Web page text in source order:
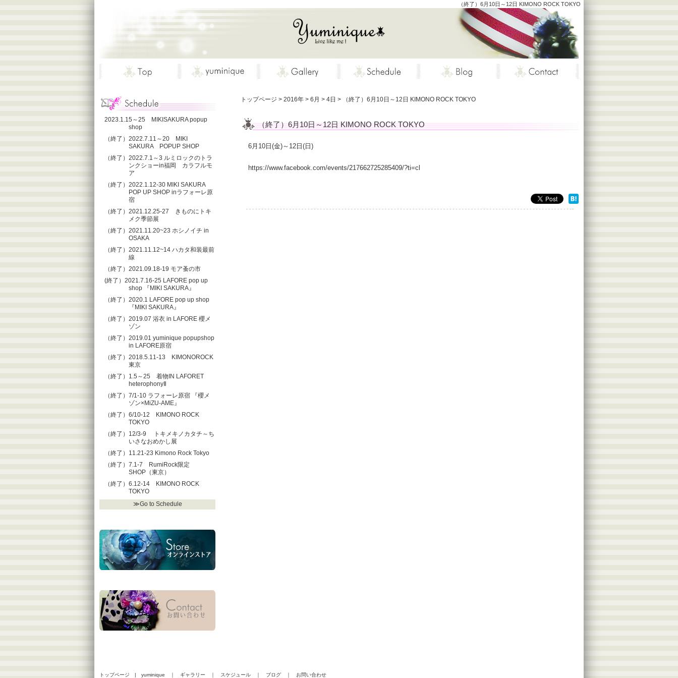
（終了）6月10日～12日 KIMONO ROCK TOKYO
トップページ > 2016年 > 6月 > 4日 > （終了）6月10日～12日 KIMONO ROCK TOKYO
（終了）6月10日～12日 KIMONO ROCK TOKYO
6月10日(金)～12日(日)
https://www.facebook.com/events/217662725285409/?ti=cl
2023.1.15～25 MIKISAKURA popup
shop
（終了）2022.7.11～20 MIKI
SAKURA POPUP SHOP
（終了）2022.7.1～3 ルミロックのトラ
ンクショーin福岡 カラフルモ
ア
（終了）2022.1.12-30 MIKI SAKURA
POP UP SHOP inラフォーレ原
宿
（終了）2021.12.25-27 きものにトキ
メク季節展
（終了）2021.11.20~23 ホシノイチ in
OSAKA
（終了）2021.11.12~14 ハカタ和装最前
線
（終了）2021.09.18-19 モア蚤の市
(終了）2021.7.16-25 LAFORE pop up
shop 『MIKI SAKURA』
（終了）2020.1 LAFORE pop up shop
『MIKI SAKURA』
（終了）2019.07 浴衣 in LAFORE 櫻メ
ゾン
（終了）2019.01 yuminique popupshop
in LAFORE原宿
（終了）2018.5.11-13 KIMONOROCK
東京
（終了）1.5～25 着物IN LAFORET
heterophonyⅡ
（終了）7/1-10 ラフォーレ原宿 『櫻メ
ゾン×MiZU-AME』
（終了）6/10-12 KIMONO ROCK
TOKYO
（終了）12/3-9 トキメキノカタチ～ち
いさなおめかし展
（終了）11.21-23 Kimono Rock Tokyo
（終了）7.1-7 RumiRock限定
SHOP（東京）
（終了）6.12-14 KIMONO ROCK
TOKYO
≫Go to Schedule
トップページ | yuminique ｜ ギャラリー ｜ スケジュール ｜ ブログ ｜ お問い合わせ